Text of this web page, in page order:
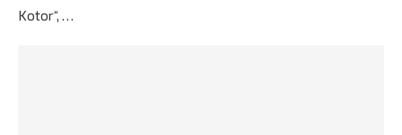
Kotor“, …